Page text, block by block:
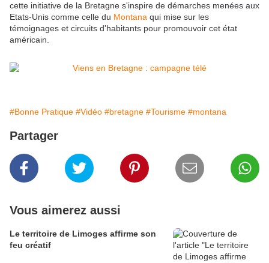
cette initiative de la Bretagne s'inspire de démarches menées aux
Etats-Unis comme celle du Montana qui mise sur les
témoignages et circuits d'habitants pour promouvoir cet état
américain.
#Bonne Pratique #Vidéo #bretagne #Tourisme #montana
Partager
Vous aimerez aussi
Le territoire de Limoges affirme son
feu créatif